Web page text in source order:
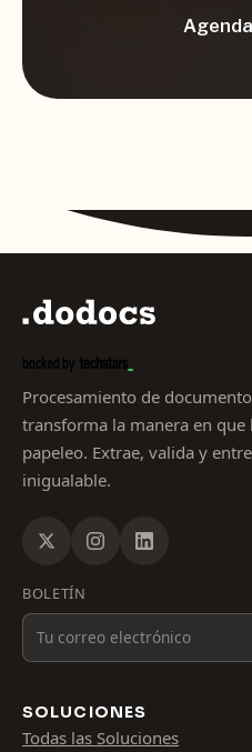
Procesamiento de
transforma la manera en que
papeleo. Extrae, valida y
inigualable.
BOLETÍN
SOLUCIONES
Todas las Soluciones